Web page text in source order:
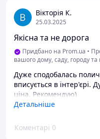
Вікторія К.
25.03.2025
Якісна та не дорога
Придбано на Prom.ua •
вашого дому, саду, городу та
Дуже сподобалась
вписується в інтер'єрі.
ціна. Рекомендую)
Переваги
Детальніше
Коментарі 0